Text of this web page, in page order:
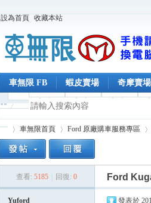
設為首頁 收藏本站
車無限 FB 蝦皮賣場 奇摩賣場
車無限首頁
›
Ford 原廠購車服務專區
›
查看: 5185 回復: 0 Ford
Yuford 發表於